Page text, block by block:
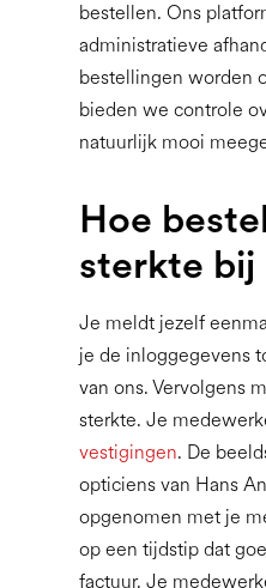
bestellen. Ons
administratieve
bestellingen worden
bieden we controle
natuurlijk mooi
Hoe
sterkte bij
Je meldt jezelf
je de inloggegevens
van ons. Vervolgens
sterkte. Je
vestigingen. De
opticiens van Hans
opgenomen met je
op een tijdstip dat
factuur. Je